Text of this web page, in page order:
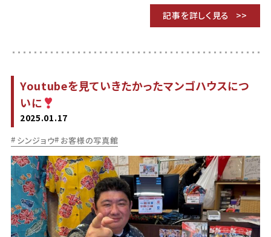
記事を詳しく見る
Youtubeを見ていきたかったマンゴハウスにつ
いに
2025.01.17
シンジョウ お客様の写真館